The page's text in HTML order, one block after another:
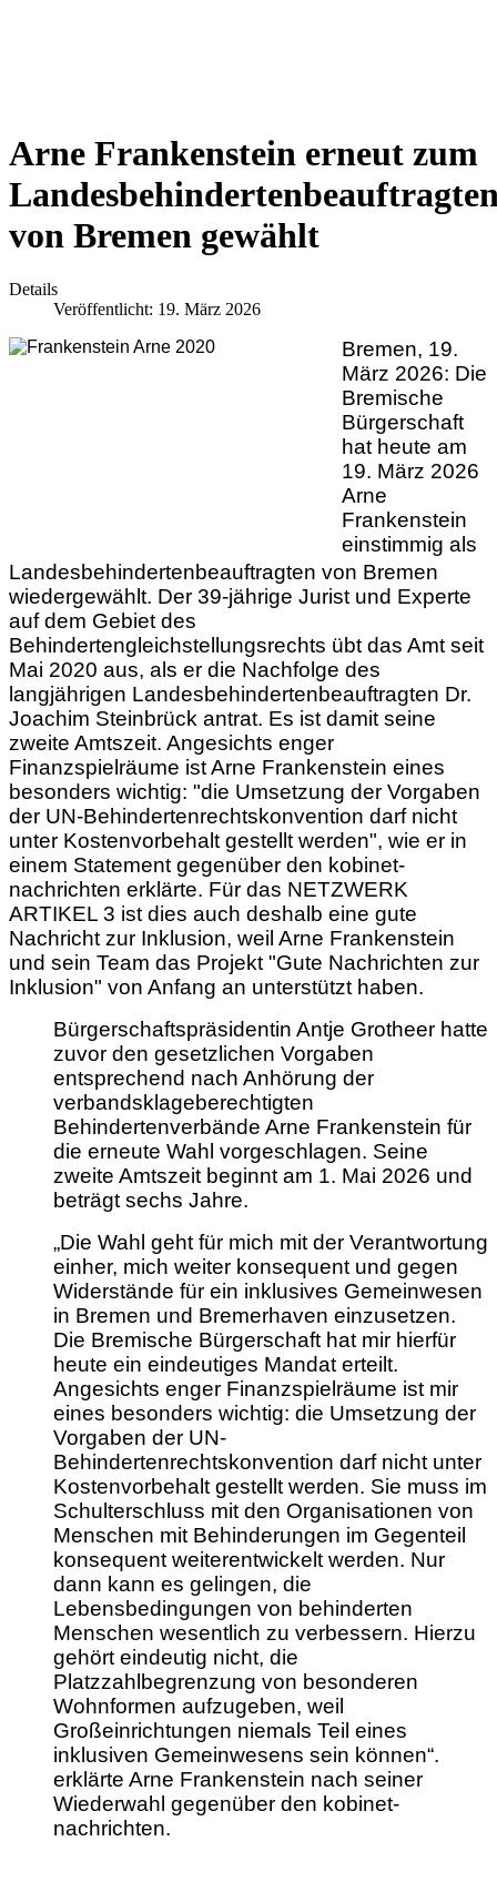
Arne Frankenstein erneut zum
von Bremen gewählt
Details
Veröffentlicht: 19. März 2026
Bremen, 19.
März 2026: Die
Bremische
Bürgerschaft
hat heute am
19. März 2026
Arne
Frankenstein
einstimmig als
Landesbehindertenbeauftragten von Bremen
wiedergewählt. Der 39-jährige Jurist und Experte
auf dem Gebiet des
Behindertengleichstellungsrechts übt das Amt seit
Mai 2020 aus, als er die Nachfolge des
langjährigen Landesbehindertenbeauftragten Dr.
Joachim Steinbrück antrat. Es ist damit seine
zweite Amtszeit. Angesichts enger
Finanzspielräume ist Arne Frankenstein eines
besonders wichtig: "die Umsetzung der Vorgaben
der UN-Behindertenrechtskonvention darf nicht
unter Kostenvorbehalt gestellt werden", wie er in
einem Statement gegenüber den kobinet-
nachrichten erklärte. Für das NETZWERK
ARTIKEL 3 ist dies auch deshalb eine gute
Nachricht zur Inklusion, weil Arne Frankenstein
und sein Team das Projekt "Gute Nachrichten zur
Inklusion" von Anfang an unterstützt haben.
Bürgerschaftspräsidentin Antje Grotheer hatte
zuvor den gesetzlichen Vorgaben
entsprechend nach Anhörung der
verbandsklageberechtigten
Behindertenverbände Arne Frankenstein für
die erneute Wahl vorgeschlagen. Seine
zweite Amtszeit beginnt am 1. Mai 2026 und
beträgt sechs Jahre.
„Die Wahl geht für mich mit der Verantwortung
einher, mich weiter konsequent und gegen
Widerstände für ein inklusives Gemeinwesen
in Bremen und Bremerhaven einzusetzen.
Die Bremische Bürgerschaft hat mir hierfür
heute ein eindeutiges Mandat erteilt.
Angesichts enger Finanzspielräume ist mir
eines besonders wichtig: die Umsetzung der
Vorgaben der UN-
Behindertenrechtskonvention darf nicht unter
Kostenvorbehalt gestellt werden. Sie muss im
Schulterschluss mit den Organisationen von
Menschen mit Behinderungen im Gegenteil
konsequent weiterentwickelt werden. Nur
dann kann es gelingen, die
Lebensbedingungen von behinderten
Menschen wesentlich zu verbessern. Hierzu
gehört eindeutig nicht, die
Platzzahlbegrenzung von besonderen
Wohnformen aufzugeben, weil
Großeinrichtungen niemals Teil eines
inklusiven Gemeinwesens sein können“.
erklärte Arne Frankenstein nach seiner
Wiederwahl gegenüber den kobinet-
nachrichten.